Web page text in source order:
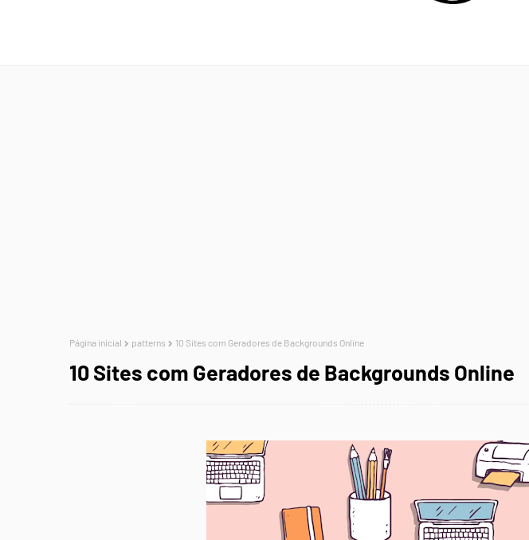
Página inicial patterns 10 Sites com Geradores de Backgrounds Online
10 Sites com Geradores de Backgrounds Online